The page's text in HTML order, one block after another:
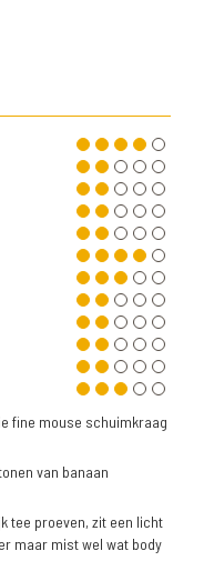
fine mouse schuimkraag
van banaan
tee proeven, zit een licht
maar mist wel wat body